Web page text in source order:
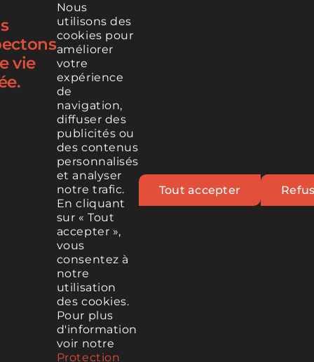
RETROUVEZ-NOUS SUR
© 2023 Cintech, Tous droits réservés
MÉDIA
Contact
vie
Nous
utilisons des
cookies pour
améliorer
votre
expérience
de
navigation,
diffuser des
publicités ou
des contenus
personnalisés
et analyser
notre trafic.
En cliquant
sur « Tout
accepter »,
vous
consentez à
notre
utilisation
des cookies.
Pour plus
d'information
voir notre
Protection
Tout accepter